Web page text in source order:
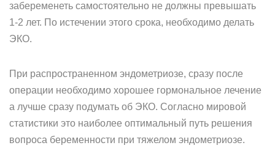
забеременеть самостоятельно не должны превышать
1-2 лет. По истечении этого срока, необходимо делать
ЭКО.
При распространенном эндометриозе, сразу после
операции необходимо хорошее гормональное лечение
а лучше сразу подумать об ЭКО. Согласно мировой
статистики это наиболее оптимальный путь решения
вопроса беременности при тяжелом эндометриозе.